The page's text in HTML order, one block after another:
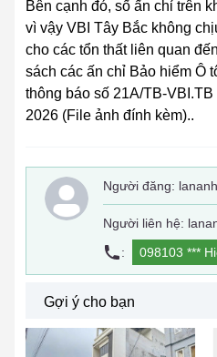
Bên cạnh đó, số ấn chỉ trên
vì vậy VBI Tây Bắc không
cho các tổn thất liên quan
sách các ấn chỉ Bảo hiểm Ô
thông báo số 21A/TB-
2026 (File ảnh đính kèm)..
Người đăng:
Người liên hệ:
:
098103 ***
Gợi ý cho bạn